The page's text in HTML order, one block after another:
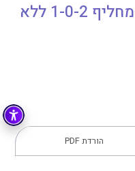
זמינות
בישראל בשיווק
ב7 תחומים:
לכל מוצרי היצרן
לכל מוצרי היצרן
ABB OT40F3C 3X40A מחליף 1-0-2 ללא
הורדת PDF